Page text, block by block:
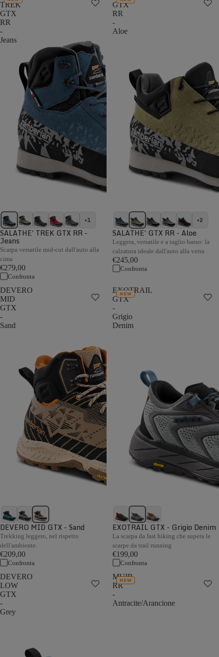
TREK
GTX
RR
-
Jeans
+1
SALATHE' TREK GTX RR -
Jeans
Scarpa versatile mid-cut dall'auto alla
cima
€279,00
Confronta
GTX
RR
-
Aloe
+2
SALATHE' GTX RR - Aloe
Leggera, versatile e a taglio basso: la
calzatura ideale dall'auto alla vetta
€245,00
Confronta
DEVERO
MID
GTX
-
Sand
DEVERO MID GTX - Sand
Trekking leggero, nel rispetto
dell'ambiente.
€209,00
Confronta
EXOTRAIL
GTX
-
Grigio
Denim
NEW
EXOTRAIL GTX - Grigio Denim
La scarpa da fast hiking che supera le
scarpe da trail running
€199,00
Confronta
DEVERO
LOW
GTX
-
Grey
MUIR
RR
-
Antracite/Arancione
NEW